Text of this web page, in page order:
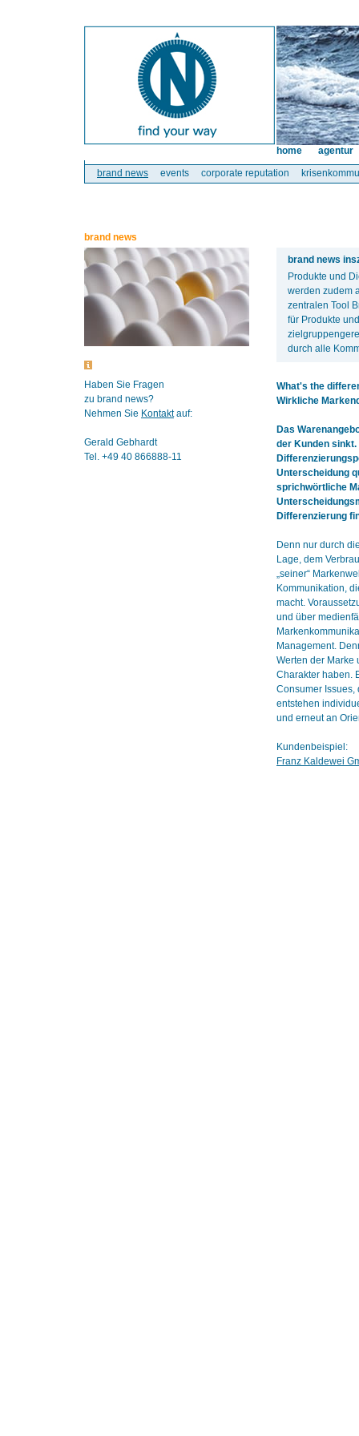
brand news events corporate reputation
home agentur
brand news
Haben Sie Fragen
zu brand news?
Nehmen Sie Kontaktauf:
Gerald Gebhardt
Tel. +49 40 866888-11
brand news
Produkte und
werden zudem
zentralen Tool
für Produkte
durch alle
What's the
Wirkliche
Das
der Kunden sinkt.
Unterscheidung
sprichwörtliche
Differenzierung
Denn nur durch
Lage, dem
„seiner“
Kommunikation,
macht.
und über
Management.
Werten der Marke
Charakter haben.
Consumer Issues,
entstehen
und erneut an
Kundenbeispiel:
Franz Kaldewei